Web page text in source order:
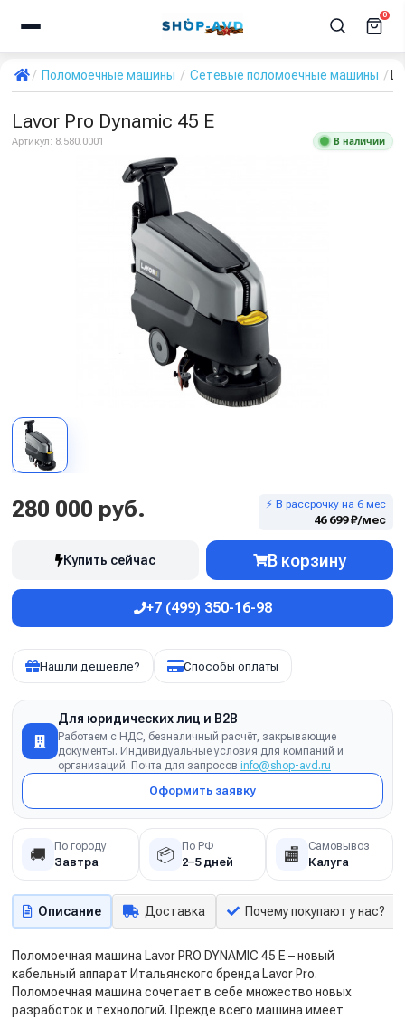
0
Поломоечные машины Сетевые поломоечные машины
Lavor Pro Dynamic 45 E
Артикул: 8.580.0001 В наличии
280 000 руб. ⚡ В рассрочку на 6 мес
46 699 ₽/мес
Купить сейчас В корзину
+7 (499) 350-16-98
Нашли дешевле? Способы оплаты
Для юридических лиц и B2B
Работаем с НДС, безналичный расчёт, закрывающие
документы. Индивидуальные условия для компаний и
организаций. Почта для запросов info@shop-avd.ru
Оформить заявку
🚚 По городу
Завтра 📦 По РФ
2–5 дней 🏬 Самовывоз
Калуга
Описание Доставка Почему покупают у нас?
Поломоечная машина Lavor PRO DYNAMIC 45 E – новый
кабельный аппарат Итальянского бренда Lavor Pro.
Поломоечная машина сочетает в себе множество новых
разработок и технологий. Прежде всего машина имеет